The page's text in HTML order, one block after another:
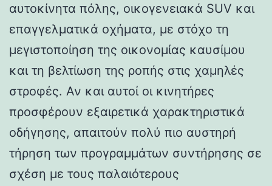
αυτοκίνητα πόλης, οικογενειακά SUV και
επαγγελματικά οχήματα, με στόχο τη
μεγιστοποίηση της οικονομίας καυσίμου
και τη βελτίωση της ροπής στις χαμηλές
στροφές. Αν και αυτοί οι κινητήρες
προσφέρουν εξαιρετικά χαρακτηριστικά
οδήγησης, απαιτούν πολύ πιο αυστηρή
τήρηση των προγραμμάτων συντήρησης σε
σχέση με τους παλαιότερους